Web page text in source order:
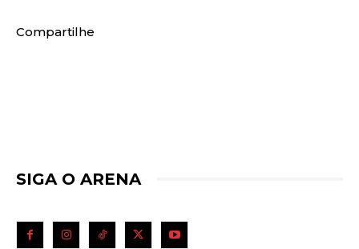
Compartilhe
SIGA O ARENA